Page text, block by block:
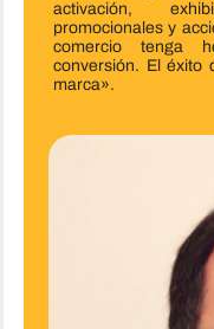
activación,
promocionales y
comercio tenga
conversión. El éxito
marca».